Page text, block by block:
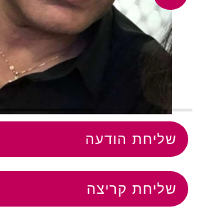
שליחת הודעה
שליחת קריצה